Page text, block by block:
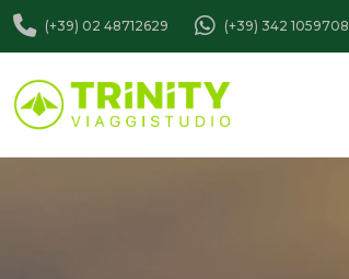
(+39) 02 48712629 (+39) 342 1059708